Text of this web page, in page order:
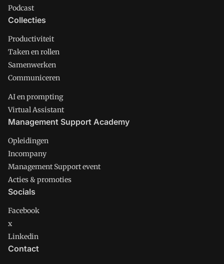
Podcast
Collecties
Productiviteit
Taken en rollen
Samenwerken
Communiceren
AI en prompting
Virtual Assistant
Management Support Academy
Opleidingen
Incompany
Management Support event
Acties & promoties
Socials
Facebook
x
Linkedin
Contact